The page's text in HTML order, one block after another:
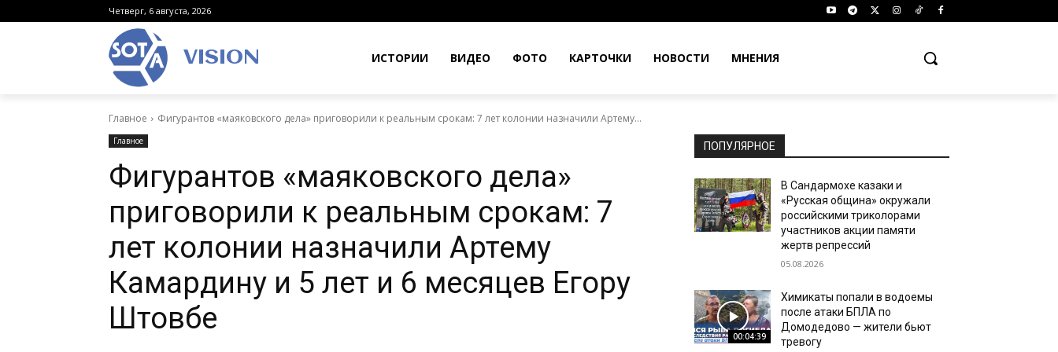
Четверг, 6 августа, 2026
VISION ИСТОРИИ ВИДЕО ФОТО КАРТОЧКИ НОВОСТИ МНЕНИЯ
Главное Фигурантов «маяковского дела» приговорили к реальным срокам: 7 лет колонии назначили Артему...
Главное
Фигурантов «маяковского дела»
приговорили к реальным срокам: 7
лет колонии назначили Артему
Камардину и 5 лет и 6 месяцев Егору
Штовбе
ПОПУЛЯРНОЕ
В Сандармохе казаки и
«Русская община» окружали
российскими триколорами
участников акции памяти
жертв репрессий
05.08.2026
00:04:39
Химикаты попали в водоемы
после атаки БПЛА по
Домодедово — жители бьют
тревогу